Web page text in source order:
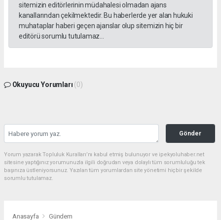
sitemizin editörlerinin müdahalesi olmadan ajans
kanallarından çekilmektedir. Bu haberlerde yer alan hukuki
muhataplar haberi geçen ajanslar olup sitemizin hiç bir
editörü sorumlu tutulamaz...
Okuyucu Yorumları (0)
Gönder
Yorum yazarak Topluluk Kuralları’nı kabul etmiş bulunuyor ve ipekyoluhaber.net
sitesine yaptığınız yorumunuzla ilgili doğrudan veya dolaylı tüm sorumluluğu tek
başınıza üstleniyorsunuz. Yazılan tüm yorumlardan site yönetimi hiçbir şekilde
sorumlu tutulamaz.
Anasayfa Gündem